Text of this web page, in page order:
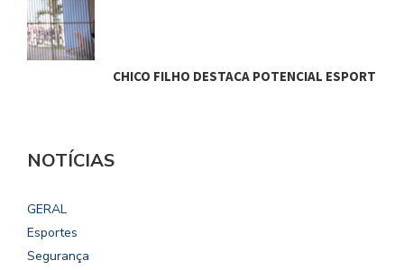
CHICO FILHO DESTACA POTENCIAL ESPORTIVO,…
NOTÍCIAS
GERAL
Esportes
Segurança